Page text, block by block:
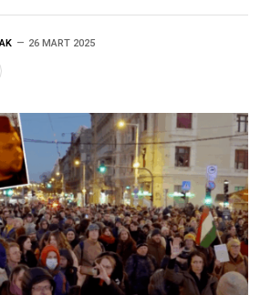
26 MART 2025